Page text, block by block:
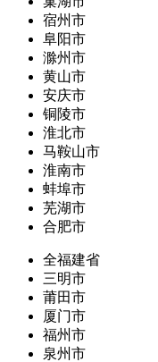
宿州市
阜阳市
滁州市
黄山市
安庆市
铜陵市
淮北市
马鞍山市
淮南市
蚌埠市
芜湖市
合肥市
全福建省
三明市
莆田市
厦门市
福州市
泉州市